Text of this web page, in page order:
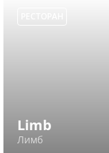
Limb
Лимб